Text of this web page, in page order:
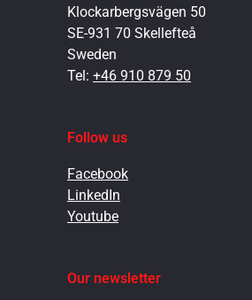
Klockarbergsvägen 50
SE-931 70 Skellefteå
Sweden
Tel: +46 910 879 50
Follow us
Facebook
LinkedIn
Youtube
Our newsletter